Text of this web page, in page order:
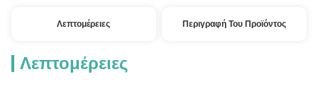
Λεπτομέρειες Περιγραφή Του Προϊόντος
Λεπτομέρειες